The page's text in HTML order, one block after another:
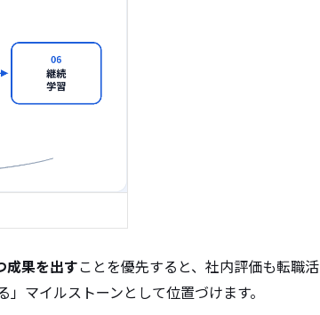
成果を出すことを優先すると、社内評価も転職活
マイルストーンとして位置づけます。